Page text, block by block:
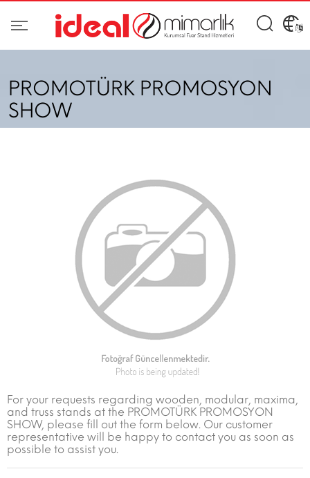
PROMOTÜRK PROMOSYON
SHOW
For your requests regarding wooden, modular, maxima,
and truss stands at the PROMOTÜRK PROMOSYON
SHOW, please fill out the form below. Our customer
representative will be happy to contact you as soon as
possible to assist you.